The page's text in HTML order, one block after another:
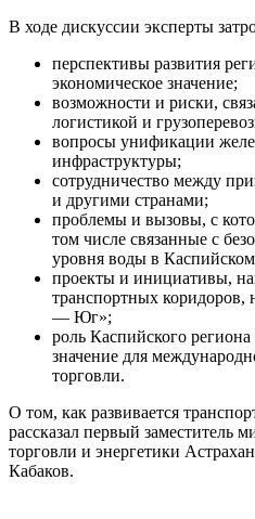
В ходе дискуссии эксперты
перспективы развития
экономическое значение;
возможности и риски,
логистикой и
вопросы унификации
инфраструктуры;
сотрудничество между
и другими странами;
проблемы и вызовы, с
том числе связанные с
уровня воды в
проекты и инициативы,
транспортных
— Юг»;
роль Каспийского
значение для
торговли.
О том, как развивается
рассказал первый заместитель
торговли и энергетики
Кабаков.